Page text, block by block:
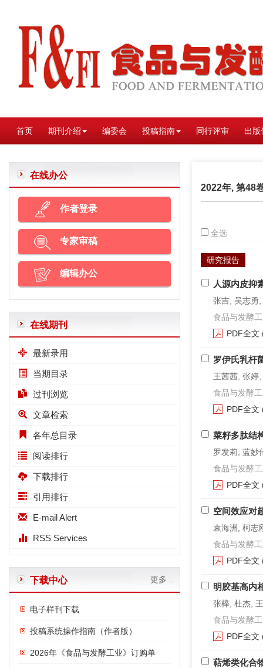
首页 期刊介绍 编委会 投稿指南 同行评审 出版
2022年, 第48
全选
研究报告
人源内皮抑
张吉, 吴志勇
食品与发酵
PDF全文
罗伊氏乳杆
王茜茜, 张婷
食品与发酵
PDF全文
菜籽多肽结
罗发莉, 蓝妙
食品与发酵
PDF全文
空间效应对
袁海洲, 柯志
食品与发酵
PDF全文
明胶基高内
张榉, 杜杰,
食品与发酵
PDF全文
萜烯类化合
在线办公
作者登录
专家审稿
编辑办公
在线期刊
最新录用
当期目录
过刊浏览
文章检索
各年总目录
阅读排行
下载排行
引用排行
E-mail Alert
RSS Services
下载中心 更多...
电子样刊下载
投稿系统操作指南（作者版）
2026年《食品与发酵工业》订购单